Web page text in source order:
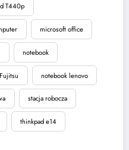
T440p
microsoft office
notebook
notebook lenovo
stacja robocza
thinkpad e14